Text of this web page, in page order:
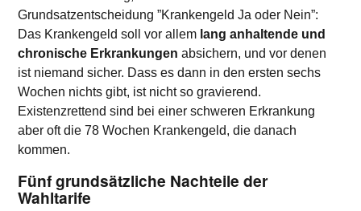
Grundsatzentscheidung ”Krankengeld Ja oder Nein”:
Das Krankengeld soll vor allem lang anhaltende und
chronische Erkrankungen absichern, und vor denen
ist niemand sicher. Dass es dann in den ersten sechs
Wochen nichts gibt, ist nicht so gravierend.
Existenzrettend sind bei einer schweren Erkrankung
aber oft die 78 Wochen Krankengeld, die danach
kommen.
Fünf grundsätzliche Nachteile der
Wahltarife